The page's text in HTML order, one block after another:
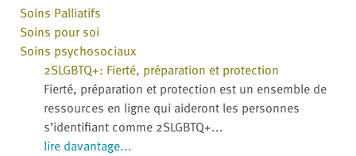
Soins Palliatifs
Soins pour soi
Soins psychosociaux
2SLGBTQ+: Fierté, préparation et protection
Fierté, préparation et protection est un ensemble de
ressources en ligne qui aideront les personnes
s’identifiant comme 2SLGBTQ+...
lire davantage...